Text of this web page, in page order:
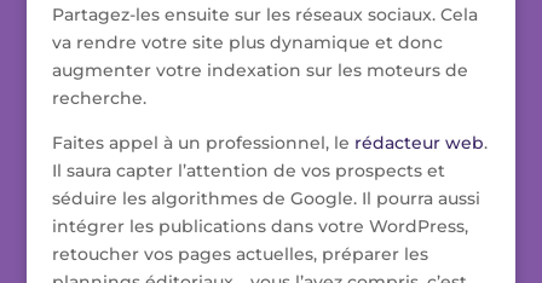
Partagez-les ensuite sur les réseaux sociaux. Cela
va rendre votre site plus dynamique et donc
augmenter votre indexation sur les moteurs de
recherche.
Faites appel à un professionnel, le rédacteur web.
Il saura capter l’attention de vos prospects et
séduire les algorithmes de Google. Il pourra aussi
intégrer les publications dans votre WordPress,
retoucher vos pages actuelles, préparer les